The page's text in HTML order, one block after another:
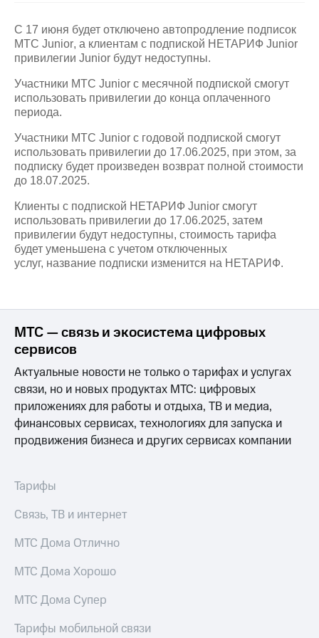
Роуминг
Семейная
группа
Заказать
SIM-
карту
Оформить
eSIM
SIM-
карта
для
иностранцев
Оформить
красивый
номер
Заменить
SIM-
карту
Перейти
на
Для дома
и подключите
с выгодным
Интернет,
для дома
Тарифы
RED,
РИИЛ
и МТС
Супер
дешевле
при
оплате
с карты
МТС
Деньги
Выберите
и подключите
ТВ
с выгодным
тарифом
ТВ и телефон
для дома
Услуги
Личный
кабинет
интернета
спутникового
ТВ
Скачать
приложение
МТС
Видеонаблюдение
С 17 июня будет отключено автопродление подписок
МТС Junior, а клиентам с подпиской НЕТАРИФ Junior
привилегии Junior будут недоступны.
Участники МТС Junior с месячной подпиской смогут
использовать привилегии до конца оплаченного
периода.
Участники МТС Junior с годовой подпиской смогут
использовать привилегии до 17.06.2025, при этом, за
подписку будет произведен возврат полной стоимости
до 18.07.2025.
Клиенты с подпиской НЕТАРИФ Junior смогут
использовать привилегии до 17.06.2025, затем
привилегии будут недоступны, стоимость тарифа
будет уменьшена с учетом отключенных
услуг, название подписки изменится на НЕТАРИФ.
МТС — связь и экосистема цифровых
сервисов
Актуальные новости не только о тарифах и услугах
связи, но и новых продуктах МТС: цифровых
приложениях для работы и отдыха, ТВ и медиа,
финансовых сервисах, технологиях для запуска и
продвижения бизнеса и других сервисах компании
Тарифы
Связь, ТВ и интернет
МТС Дома Отлично
МТС Дома Хорошо
МТС Дома Супер
Тарифы мобильной связи